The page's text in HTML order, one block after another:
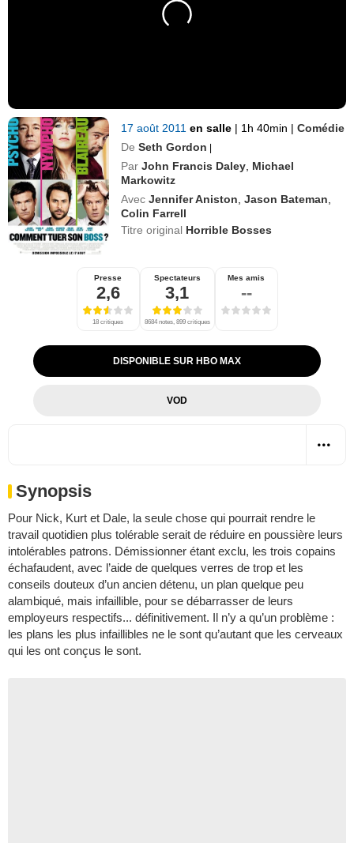
17 août 2011en salle | 1h 40min | Comédie
De Seth Gordon |
Par John Francis Daley Michael
Markowitz
Avec Jennifer Aniston ,Jason Bateman
Colin Farrell
Titre original Horrible Bosses
Presse
2,6
18 critiques
Spectateurs
3,1
8684 notes, 899 critiques
Mes amis
--
DISPONIBLE SUR HBO MAX
VOD
Synopsis
Pour Nick, Kurt et Dale, la seule chose qui pourrait rendre le
travail quotidien plus tolérable serait de réduire en poussière leurs
intolérables patrons. Démissionner étant exclu, les trois copains
échafaudent, avec l’aide de quelques verres de trop et les
conseils douteux d’un ancien détenu, un plan quelque peu
alambiqué, mais infaillible, pour se débarrasser de leurs
employeurs respectifs... définitivement. Il n’y a qu’un problème :
les plans les plus infaillibles ne le sont qu’autant que les cerveaux
qui les ont conçus le sont.